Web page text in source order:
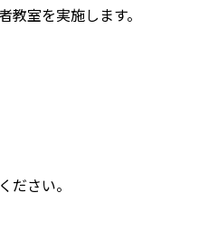
室を実施します。
さい。